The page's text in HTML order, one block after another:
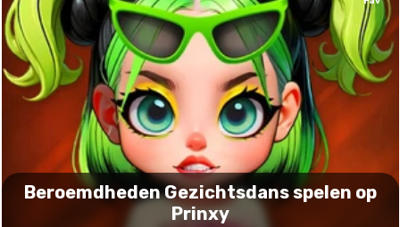
Beroemdheden Gezichtsdans spelen op
Prinxy